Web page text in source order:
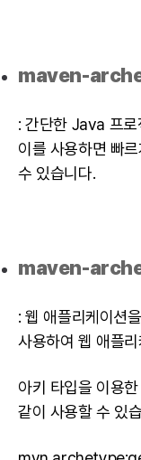
maven-
: 간단한 Java 프
이를 사용하면 빠
수 있습니다.
maven-
:웹 애플리케이션
사용하여 웹 애플
아키 타입을 이용
같이 사용할 수 있